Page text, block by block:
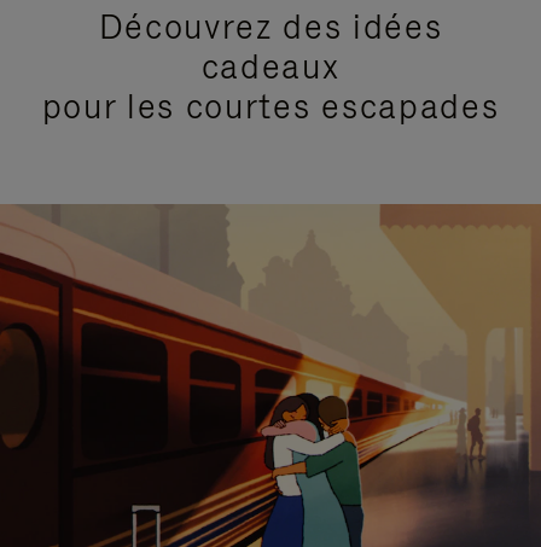
Découvrez des idées
cadeaux
pour les courtes escapades